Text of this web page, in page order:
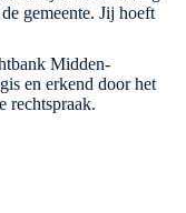
gemeente. Jij hoeft
Midden-
en erkend door het
rechtspraak.